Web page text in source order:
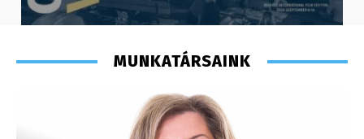
MUNKATÁRSAINK